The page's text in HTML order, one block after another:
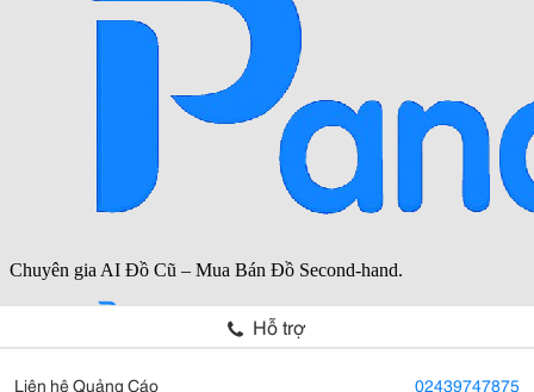
Hỗ trợ
Liên hệ Quảng Cáo 02439747875